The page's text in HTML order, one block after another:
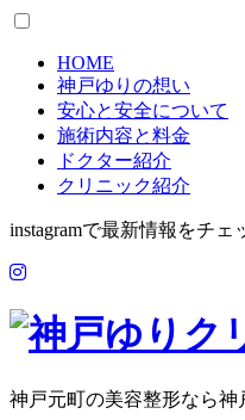
HOME
神戸ゆりの想い
安心と安全について
施術内容と料金
ドクター紹介
クリニック紹介
instagramで最新情報をチェ
神戸元町の美容整形なら神